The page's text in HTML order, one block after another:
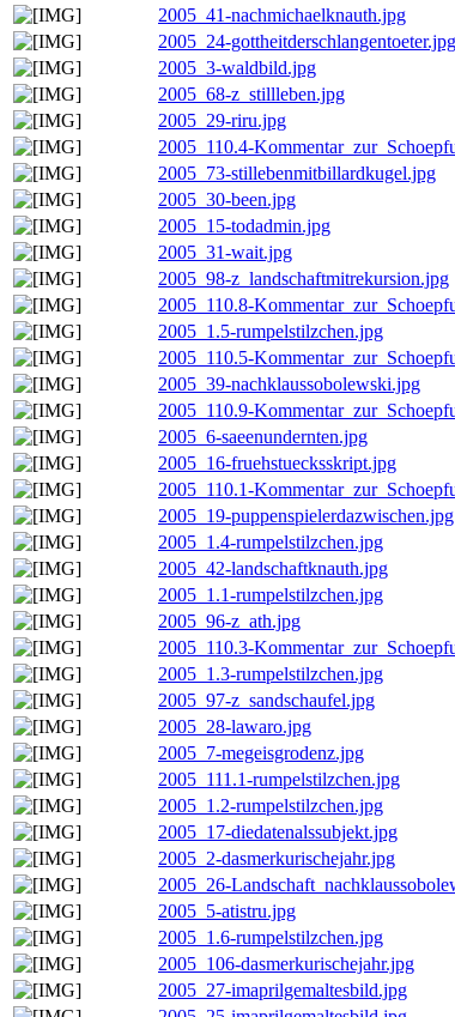
2005_41-nachmichaelknauth.jpg
2005_24-gottheitderschlangentoeter.jpg
2005_3-waldbild.jpg
2005_68-z_stillleben.jpg
2005_29-riru.jpg
2005_110.4-
2005_73-stillebenmitbillardkugel.jpg
2005_30-been.jpg
2005_15-todadmin.jpg
2005_31-wait.jpg
2005_98-z_landschaftmitrekursion.jpg
2005_110.8-
2005_1.5-rumpelstilzchen.jpg
2005_110.5-
2005_39-nachklaussobolewski.jpg
2005_110.9-
2005_6-saeenundernten.jpg
2005_16-fruehstuecksskript.jpg
2005_110.1-
2005_19-puppenspielerdazwischen.jpg
2005_1.4-rumpelstilzchen.jpg
2005_42-landschaftknauth.jpg
2005_1.1-rumpelstilzchen.jpg
2005_96-z_ath.jpg
2005_110.3-
2005_1.3-rumpelstilzchen.jpg
2005_97-z_sandschaufel.jpg
2005_28-lawaro.jpg
2005_7-megeisgrodenz.jpg
2005_111.1-rumpelstilzchen.jpg
2005_1.2-rumpelstilzchen.jpg
2005_17-diedatenalssubjekt.jpg
2005_2-dasmerkurischejahr.jpg
2005_26-
2005_5-atistru.jpg
2005_1.6-rumpelstilzchen.jpg
2005_106-dasmerkurischejahr.jpg
2005_27-imaprilgemaltesbild.jpg